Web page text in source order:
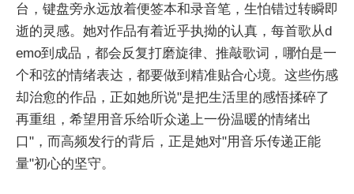
台，键盘旁永远放着便签本和录音笔，生怕错过转瞬即
逝的灵感。她对作品有着近乎执拗的认真，每首歌从d
emo到成品，都会反复打磨旋律、推敲歌词，哪怕是一
个和弦的情绪表达，都要做到精准贴合心境。这些伤感
却治愈的作品，正如她所说"是把生活里的感悟揉碎了
再重组，希望用音乐给听众递上一份温暖的情绪出
口"，而高频发行的背后，正是她对"用音乐传递正能
量"初心的坚守。